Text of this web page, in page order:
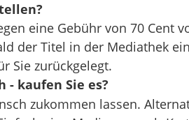
eine Gebühr von 70 Cent
der Titel in der Mediathek
Sie zurückgelegt.
- kaufen Sie es?
zukommen lassen.